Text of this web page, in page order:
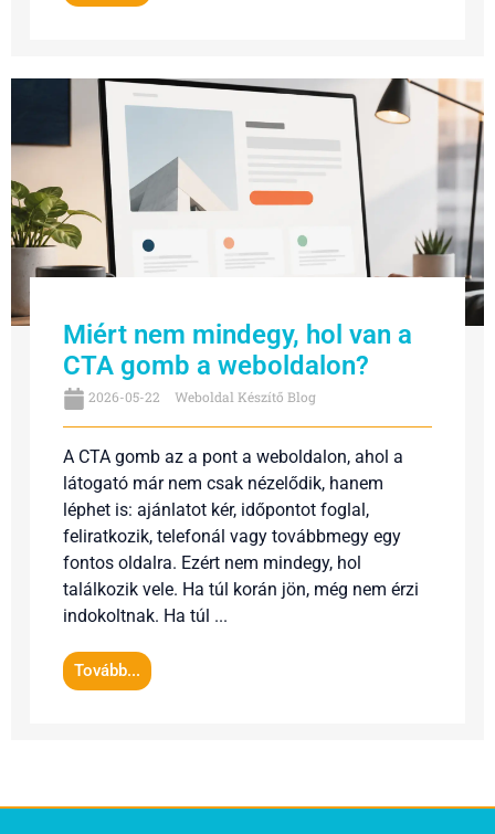
Miért nem mindegy, hol van a
CTA gomb a weboldalon?
2026-05-22 Weboldal Készítő Blog
A CTA gomb az a pont a weboldalon, ahol a
látogató már nem csak nézelődik, hanem
léphet is: ajánlatot kér, időpontot foglal,
feliratkozik, telefonál vagy továbbmegy egy
fontos oldalra. Ezért nem mindegy, hol
találkozik vele. Ha túl korán jön, még nem érzi
indokoltnak. Ha túl ...
Tovább...